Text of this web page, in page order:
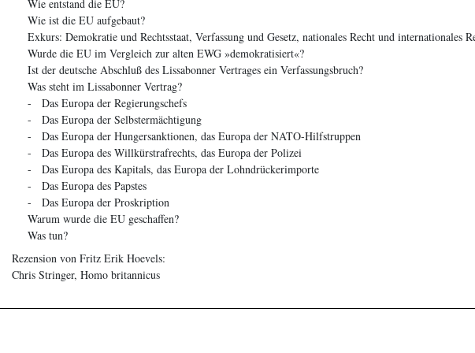
Wie entstand die EU?
Wie ist die EU aufgebaut?
Exkurs: Demokratie und Rechtsstaat, Verfassung und Gesetz, nationales Recht und internationales
Wurde die EU im Vergleich zur alten EWG »demokratisiert«?
Ist der deutsche Abschluß des Lissabonner Vertrages ein Verfassungsbruch?
Was steht im Lissabonner Vertrag?
- Das Europa der Regierungschefs
- Das Europa der Selbstermächtigung
- Das Europa der Hungersanktionen, das Europa der NATO-Hilfstruppen
- Das Europa des Willkürstrafrechts, das Europa der Polizei
- Das Europa des Kapitals, das Europa der Lohndrückerimporte
- Das Europa des Papstes
- Das Europa der Proskription
Warum wurde die EU geschaffen?
Was tun?
Rezension von Fritz Erik Hoevels:
Chris Stringer, Homo britannicus